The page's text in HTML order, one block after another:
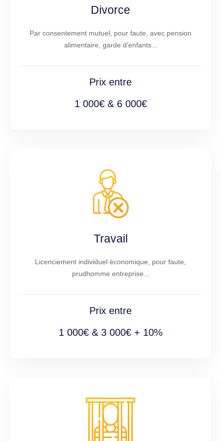
Divorce
Par consentement mutuel, pour faute, avec pension
alimentaire, garde d'enfants...
Prix entre
1 000€ & 6 000€
Travail
Licenciement individuel économique, pour faute,
prudhomme entreprise...
Prix entre
1 000€ & 3 000€ + 10%